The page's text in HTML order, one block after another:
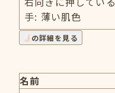
手: 薄い肌色
の詳細を見る
名前